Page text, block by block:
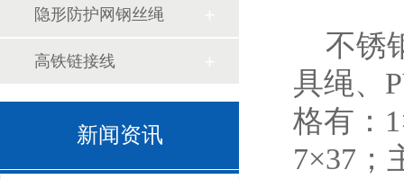
隐形防护网钢丝绳
高铁链接线
新闻资讯
不锈
具绳、
格有：
7×37；